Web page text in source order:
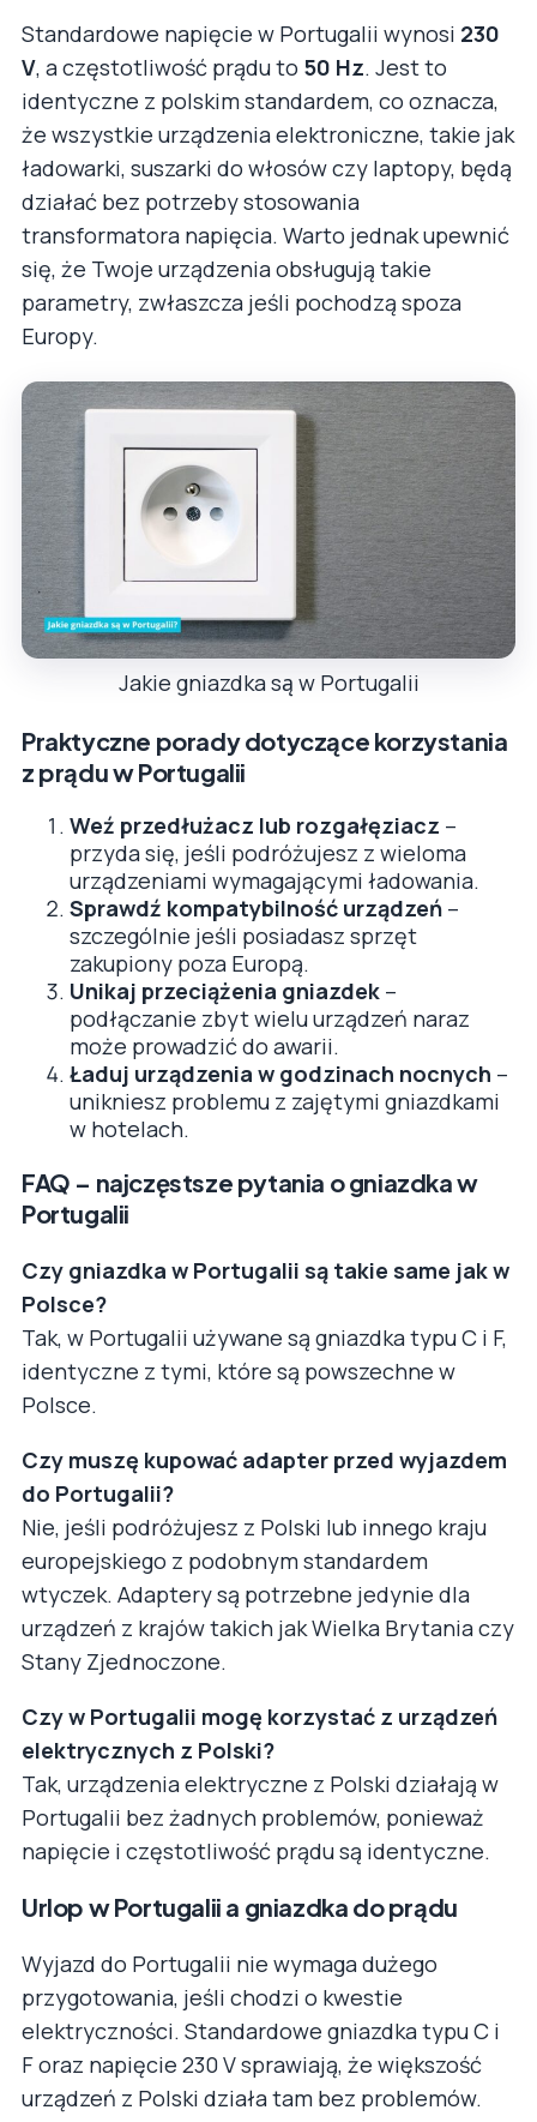
Standardowe napięcie w Portugalii wynosi 230
V, a częstotliwość prądu to 50 Hz. Jest to
identyczne z polskim standardem, co oznacza,
że wszystkie urządzenia elektroniczne, takie jak
ładowarki, suszarki do włosów czy laptopy, będą
działać bez potrzeby stosowania
transformatora napięcia. Warto jednak upewnić
się, że Twoje urządzenia obsługują takie
parametry, zwłaszcza jeśli pochodzą spoza
Europy.
Jakie gniazdka są w Portugalii
Praktyczne porady dotyczące korzystania
z prądu w Portugalii
Weź przedłużacz lub rozgałęziacz –
przyda się, jeśli podróżujesz z wieloma
urządzeniami wymagającymi ładowania.
Sprawdź kompatybilność urządzeń –
szczególnie jeśli posiadasz sprzęt
zakupiony poza Europą.
Unikaj przeciążenia gniazdek –
podłączanie zbyt wielu urządzeń naraz
może prowadzić do awarii.
Ładuj urządzenia w godzinach nocnych –
unikniesz problemu z zajętymi gniazdkami
w hotelach.
FAQ – najczęstsze pytania o gniazdka w
Portugalii
Czy gniazdka w Portugalii są takie same jak w
Polsce?
Tak, w Portugalii używane są gniazdka typu C i F,
identyczne z tymi, które są powszechne w
Polsce.
Czy muszę kupować adapter przed wyjazdem
do Portugalii?
Nie, jeśli podróżujesz z Polski lub innego kraju
europejskiego z podobnym standardem
wtyczek. Adaptery są potrzebne jedynie dla
urządzeń z krajów takich jak Wielka Brytania czy
Stany Zjednoczone.
Czy w Portugalii mogę korzystać z urządzeń
elektrycznych z Polski?
Tak, urządzenia elektryczne z Polski działają w
Portugalii bez żadnych problemów, ponieważ
napięcie i częstotliwość prądu są identyczne.
Urlop w Portugalii a gniazdka do prądu
Wyjazd do Portugalii nie wymaga dużego
przygotowania, jeśli chodzi o kwestie
elektryczności. Standardowe gniazdka typu C i
F oraz napięcie 230 V sprawiają, że większość
urządzeń z Polski działa tam bez problemów.